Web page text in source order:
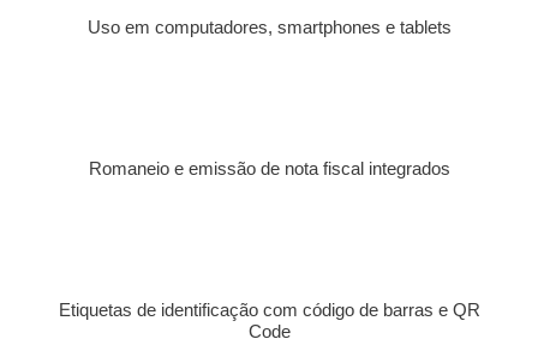
Uso em computadores, smartphones e tablets
Romaneio e emissão de nota fiscal integrados
Etiquetas de identificação com código de barras e QR
Code